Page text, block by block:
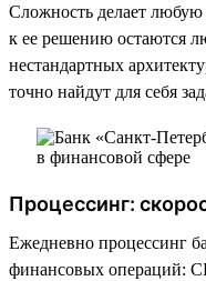
Сложность делает любую
к ее решению остаются
нестандартных
точно найдут для себя
Процессинг:
Ежедневно процессинг
финансовых операций: